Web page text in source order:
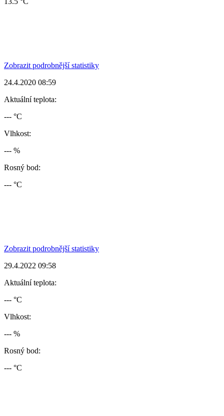
Zobrazit podrobnější statistiky
24.4.2020 08:59
Aktuální teplota:
--- °C
Vlhkost:
--- %
Rosný bod:
--- °C
Zobrazit podrobnější statistiky
29.4.2022 09:58
Aktuální teplota:
--- °C
Vlhkost:
--- %
Rosný bod:
--- °C